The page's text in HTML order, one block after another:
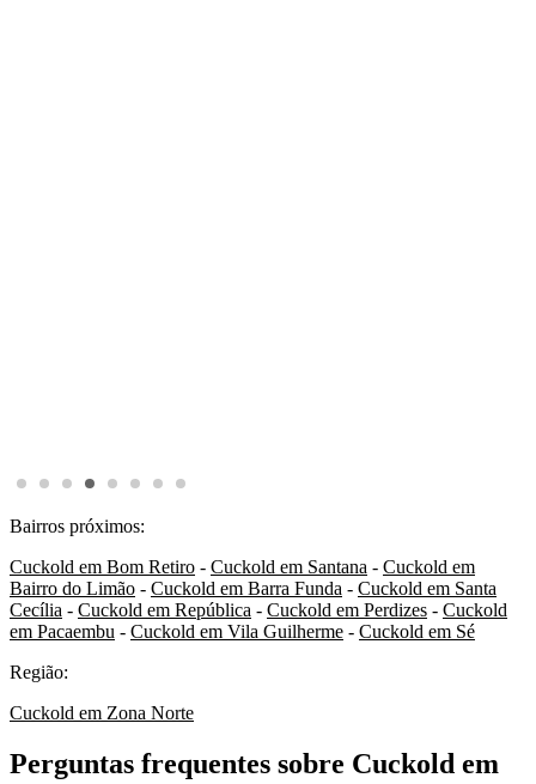
Bairros próximos:
Cuckold em Bom Retiro - Cuckold em Santana - Cuckold em
Bairro do Limão - Cuckold em Barra Funda - Cuckold em Santa
Cecília - Cuckold em República - Cuckold em Perdizes - Cuckold
em Pacaembu - Cuckold em Vila Guilherme - Cuckold em Sé
Região:
Cuckold em Zona Norte
Perguntas frequentes sobre Cuckold em